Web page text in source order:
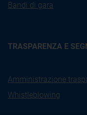
Bandi di gara
TRASPARENZA E
Amministrazione
Whistleblowing